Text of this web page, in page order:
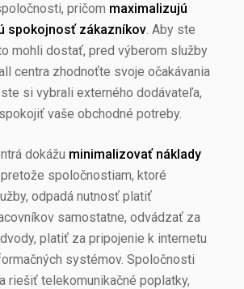
pričom maximalizujú
spokojnosť zákazníkov. Aby ste
mohli dostať, pred výberom služby
centra zhodnoťte svoje očakávania
si vybrali externého dodávateľa,
vaše obchodné potreby.
dokážu minimalizovať náklady
spoločnostiam, ktoré
odpadá nutnosť platiť
samostatne, odvádzať za
platiť za pripojenie k internetu
systémov. Spoločnosti
riešiť telekomunikačné poplatky,